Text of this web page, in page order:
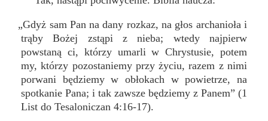
„Gdyż sam Pan na dany rozkaz, na głos archanioła i
trąby Bożej zstąpi z nieba; wtedy najpierw
powstaną ci, którzy umarli w Chrystusie, potem
my, którzy pozostaniemy przy życiu, razem z nimi
porwani będziemy w obłokach w powietrze, na
spotkanie Pana; i tak zawsze będziemy z Panem” (1
List do Tesaloniczan 4:16-17).